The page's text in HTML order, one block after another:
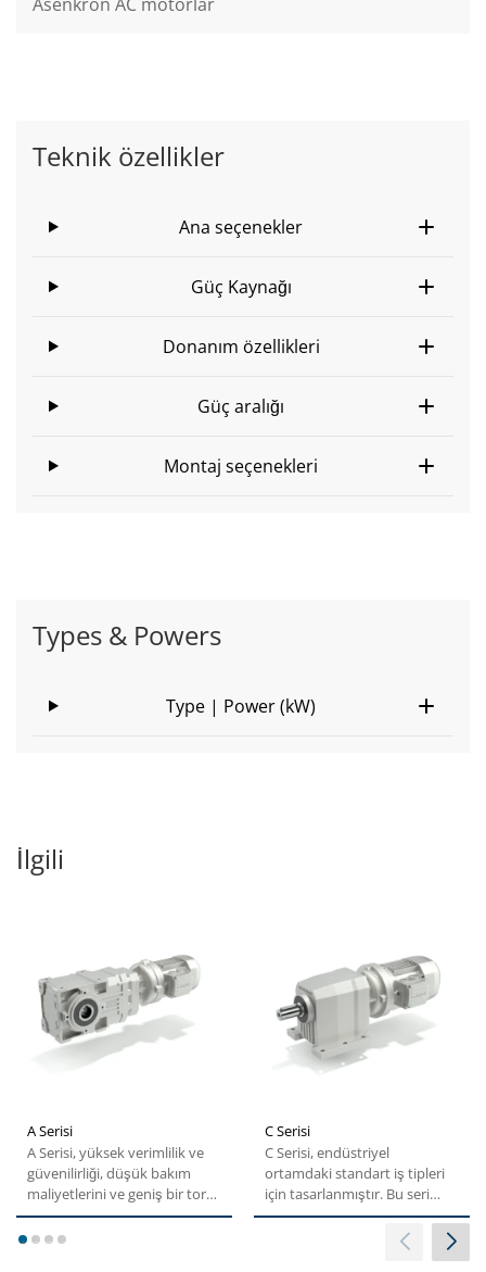
Teknik özellikler
Ana seçenekler
Güç Kaynağı
Donanım özellikleri
Güç aralığı
Montaj seçenekleri
Types & Powers
Type | Power (kW)
İlgili
A Serisi
A Serisi, yüksek verimlilik ve
güvenilirliği, düşük bakım
maliyetlerini ve geniş bir tork
aralığını...
C Serisi
C Serisi, endüstriyel
ortamdaki standart iş tipleri
için tasarlanmıştır. Bu seri
birinci sınıf...
1234